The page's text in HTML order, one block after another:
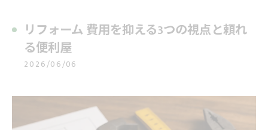
リフォーム 費用を抑える3つの視点と頼れ
る便利屋
2026/06/06